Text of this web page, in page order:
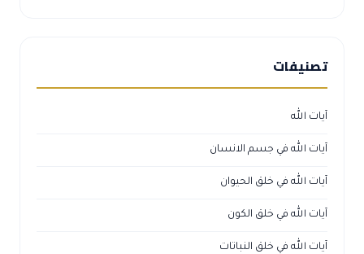
تصنيفات
آيات الله
آيات الله في جسم الانسان
آيات الله في خلق الحيوان
آيات الله في خلق الكون
آيات الله في خلق النباتات